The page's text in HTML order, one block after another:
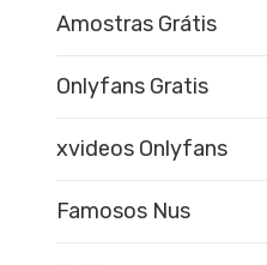
Amostras Grátis
Onlyfans Gratis
xvideos Onlyfans
Famosos Nus